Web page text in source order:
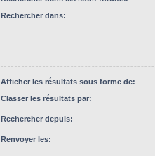
Rechercher dans:
Afficher les résultats sous forme de:
Classer les résultats par:
Rechercher depuis:
Renvoyer les: